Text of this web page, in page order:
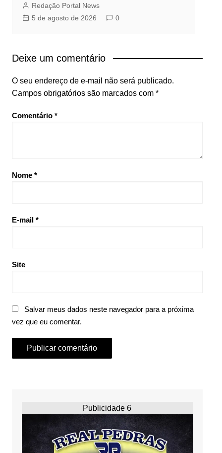
Redação Portal News
5 de agosto de 2026
0
Deixe um comentário
O seu endereço de e-mail não será publicado.
Campos obrigatórios são marcados com *
Comentário *
Nome *
E-mail *
Site
Salvar meus dados neste navegador para a próxima
vez que eu comentar.
Publicidade 6